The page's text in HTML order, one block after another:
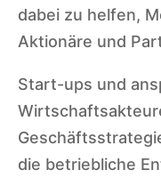
dabei zu helfen,
Aktionäre und
Start-ups und
die betriebliche